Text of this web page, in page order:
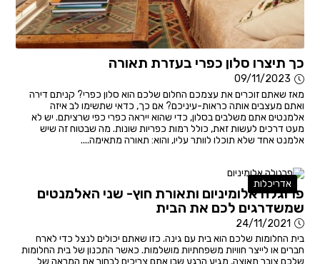
כך תיצרו סלון כפרי בעזרת תאורה
09/11/2023
מאז שאתם זוכרים את עצמכם החלום שלכם הוא סלון כפרי? קניתם דירה
ואתם מעצבים אותה כראות-עיניכם? אם כך, כדאי שתשימו לב איזה
אלמנטים אתם משלבים בסלון, כדי שהוא ייראה כפרי כפי שרציתם. יש לא
מעט דרכים לעשות זאת, כולל רמות כפריות שונות. מה שבטוח זה שיש
אלמנט אחד שלא תוכלו לוותר עליו, והוא: תאורה מתאימה....
אדריכלות
פרוגלה אלומיניום ותאורת חוץ- שני האלמנטים
שמשדרגים לכם את הבית
24/11/2021
בית החלומות שלכם הוא בית עם גינה. כזו שאתם יכולים לנצל כדי לארח
חברים או לייצר חוויות משפחתיות מושלמות. כאשר התכנון של בית החלומות